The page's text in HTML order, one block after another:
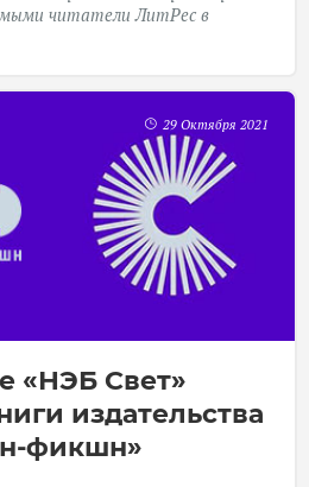
читателиЛитРес в
29 Октября 2021
«НЭБ Свет»
издательства
фикшн»